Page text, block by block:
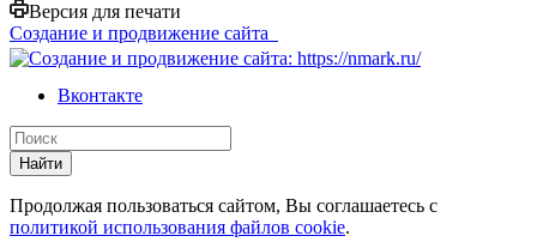
Версия для печати
Создание и продвижение сайта
Вконтакте
Найти
Продолжая пользоваться сайтом, Вы соглашаетесь с
политикой использования файлов cookie.